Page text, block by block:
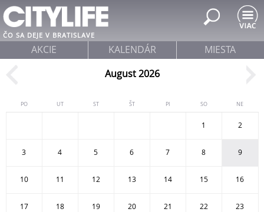
Jump to navigation
ČO SA DEJE V BRATISLAVE
August 2026
PO UT ST ŠT PI SO NE
1 2
3 4 5 6 7 8 9
10 11 12 13 14 15 16
17 18 19 20 21 22 23
AKCIE KALENDÁR MIESTA